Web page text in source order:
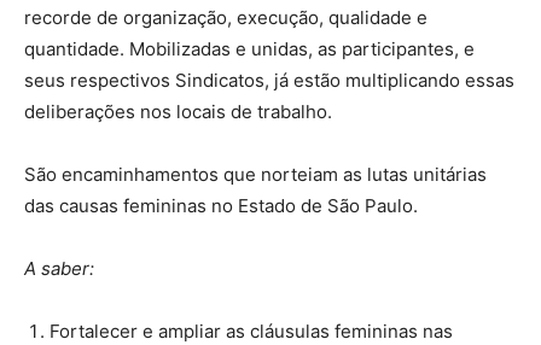
recorde de organização, execução, qualidade e
quantidade. Mobilizadas e unidas, as participantes, e
seus respectivos Sindicatos, já estão multiplicando essas
deliberações nos locais de trabalho.
São encaminhamentos que norteiam as lutas unitárias
das causas femininas no Estado de São Paulo.
A saber:
Fortalecer e ampliar as cláusulas femininas nas